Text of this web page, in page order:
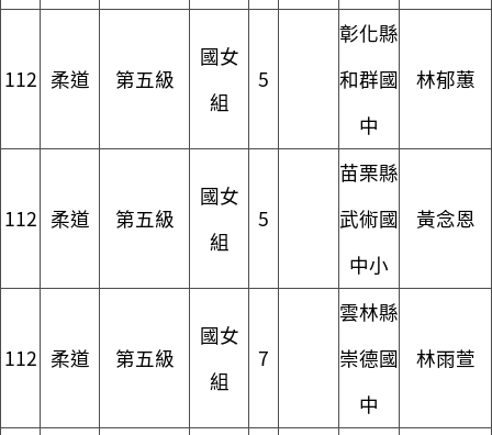
112 柔道 第五級
國女
組
5
彰化縣
和群國
中
林郁蕙
112 柔道 第五級
國女
組
5
苗栗縣
武術國
中小
黃念恩
112 柔道 第五級
國女
組
7
雲林縣
崇德國
中
林雨萱